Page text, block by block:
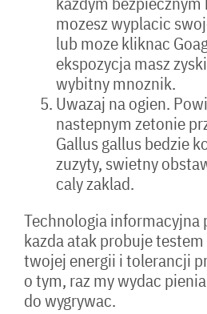
mozesz wyplacic
lub moze kliknac
ekspozycja masz
wybitny mnoznik.
Uwazaj na ogien.
nastepnym zetonie
Gallus gallus bedzie
zuzyty, swietny
caly zaklad.
Technologia informacyjna
kazda atak probuje
twojej energii i tolerancji
o tym, raz my wydac
do wygrywac.